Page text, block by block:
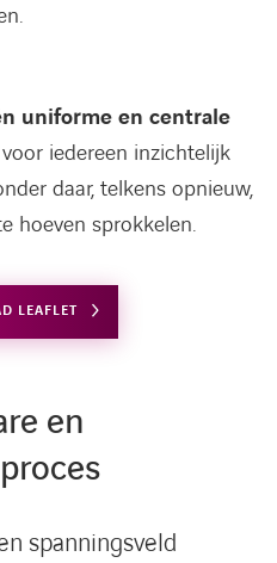
uniforme en centrale
iedereen inzichtelijk
daar, telkens opnieuw,
hoeven sprokkelen.
LEAFLET
en
spanningsveld